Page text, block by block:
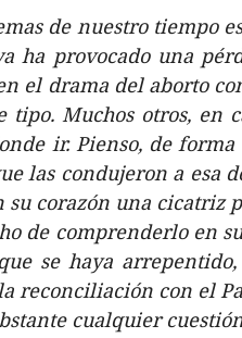
de nuestro tiempo
ha provocado una
el drama del aborto
tipo. Muchos otros,
ir. Pienso, de
las condujeron a esa
corazón una cicatriz
de comprenderlo en
se haya
reconciliación con el
cualquier